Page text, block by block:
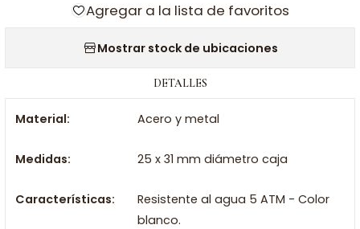
Agregar a la lista de favoritos
Mostrar stock de ubicaciones
DETALLES
Material: Acero y metal
Medidas: 25 x 31 mm diámetro caja
Características:
Resistente al agua 5 ATM - Color
blanco.